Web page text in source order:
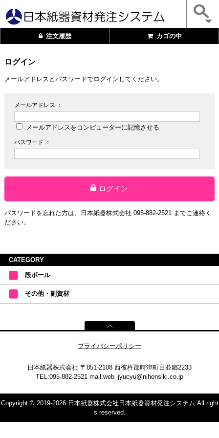
注文履歴 カゴの中
ログイン
メールアドレスとパスワードでログインしてください。
メールアドレス ：
メールアドレスをコンピューターに記憶させる
パスワード ：
ログイン
パスワードを忘れた方は、日本紙器株式会社 095-882-2521 までご連絡く
ださい。
CATEGORY
段ボール
その他・副資材
プライバシーポリシー
日本紙器株式会社 〒851-2108 西彼杵郡時津町日並郷2233
TEL:095-882-2521 mail:web_jyucyu@nihonsiki.co.jp
Copyright © 2019-2026 日本紙器株式会社日本紙器資材発注システム All right
s reserved.